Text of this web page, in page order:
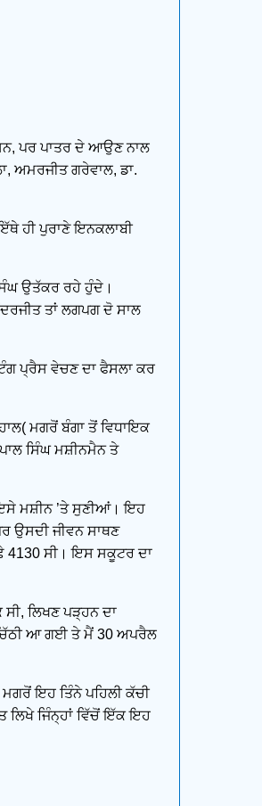
ਪਰ ਪਾਤਰ ਦੇ ਆਉਣ ਨਾਲ
ਅਮਰਜੀਤ ਗਰੇਵਾਲ, ਡਾ.
ਹੀ ਪੁਰਾਣੇ ਇਨਕਲਾਬੀ
ਉਤੱਕਰ ਰਹੇ ਹੁੰਦੇ।
ਤਾਂ ਲਗਪਗ ਦੋ ਸਾਲ
ਪ੍ਰੈਸ ਵੇਚਣ ਦਾ ਫੈਸਲਾ ਕਰ
ਮਗਰੋਂ ਬੰਗਾ ਤੋਂ ਵਿਧਾਇਕ
ਸਿੰਘ ਮਸ਼ੀਨਮੈਨ ਤੇ
ਮਸ਼ੀਨ ’ਤੇ ਸੁਣੀਆਂ। ਇਹ
ਉਸਦੀ ਜੀਵਨ ਸਾਥਣ
4130 ਸੀ। ਇਸ ਸਕੂਟਰ ਦਾ
ਸੀ, ਲਿਖਣ ਪੜ੍ਹਨ ਦਾ
ਚਿੱਠੀ ਆ ਗਈ ਤੇ ਮੈਂ 30 ਅਪਰੈਲ
ਇਹ ਤਿੰਨੇ ਪਹਿਲੀ ਕੱਚੀ
ਲਿਖੇ ਜਿੰਨ੍ਹਾਂ ਵਿੱਚੋਂ ਇੱਕ ਇਹ